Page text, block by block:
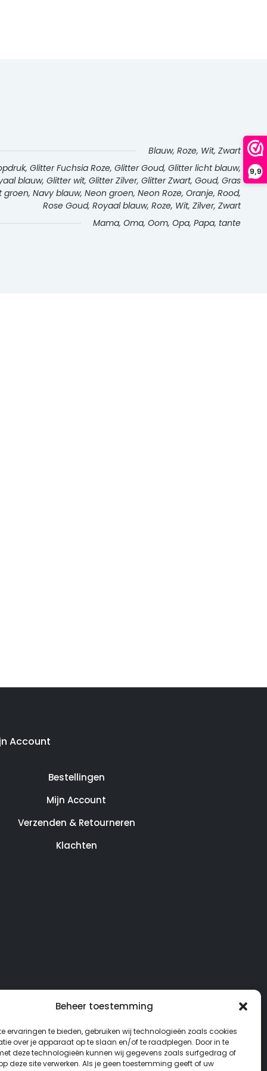
9,9
Beheer toestemming
ervaringen te bieden, gebruiken wij technologieën zoals cookies
over je apparaat op te slaan en/of te raadplegen. Door in te
deze technologieën kunnen wij gegevens zoals surfgedrag of
deze site verwerken. Als je geen toestemming geeft of uw
Blauw, Roze, Wit, Zwart
Glitter Fuchsia Roze, Glitter Goud, Glitter licht blauw,
blauw, Glitter wit, Glitter Zilver, Glitter Zwart, Goud, Gras
Navy blauw, Neon groen, Neon Roze, Oranje, Rood,
Rose Goud, Royaal blauw, Roze, Wit, Zilver, Zwart
Mama, Oma, Oom, Opa, Papa, tante
Account
Bestellingen
Mijn Account
Verzenden & Retourneren
Klachten